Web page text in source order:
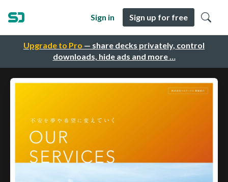
Upgrade to Pro — share decks privately, control
downloads, hide ads and more …
Sign in Sign up for free